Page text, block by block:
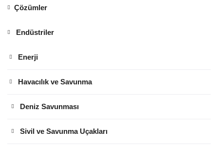
Çözümler
Endüstriler
Enerji
Havacılık ve Savunma
Deniz Savunması
Sivil ve Savunma Uçakları